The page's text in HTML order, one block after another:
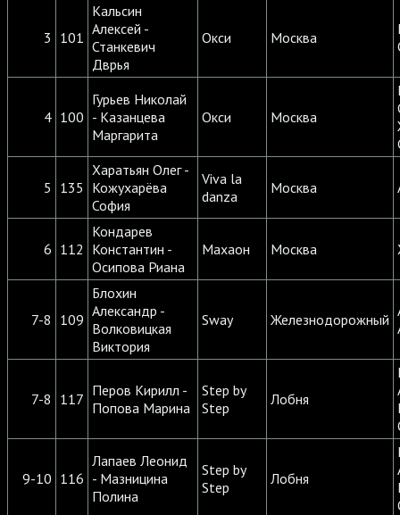
3 101
Кальсин
Алексей -
Станкевич
Дврья
Окси Москва
4 100
Гурьев Николай
- Казанцева
Маргарита
Окси Москва
5 135
Харатьян Олег -
Кожухарёва
София
Viva la
danza
Москва
6 112
Кондарев
Константин -
Осипова Риана
Махаон Москва
7-8 109
Блохин
Александр -
Волковицкая
Виктория
Sway Железнодорожный
7-8 117 Перов Кирилл -
Попова Марина
Step by
Step
Лобня
9-10 116
Лапаев Леонид
- Мазницина
Полина
Step by
Step
Лобня